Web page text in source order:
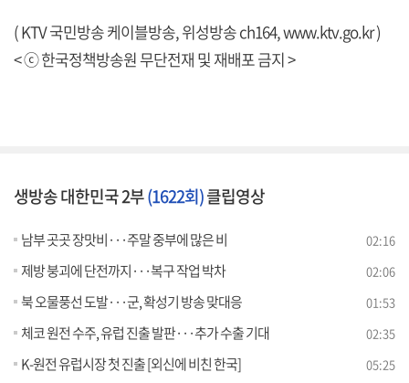
( KTV 국민방송 케이블방송, 위성방송 ch164,www.ktv.go.kr)
< ⓒ 한국정책방송원 무단전재 및 재배포 금지 >
생방송 대한민국 2부(1622회)클립영상
남부 곳곳 장맛비···주말 중부에 많은 비 02:16
제방 붕괴에 단전까지···복구 작업 박차 02:06
북 오물풍선 도발···군, 확성기 방송 맞대응 01:53
체코 원전 수주, 유럽 진출 발판···추가 수출 기대 02:35
K-원전 유럽시장 첫 진출 [외신에 비친 한국] 05:25